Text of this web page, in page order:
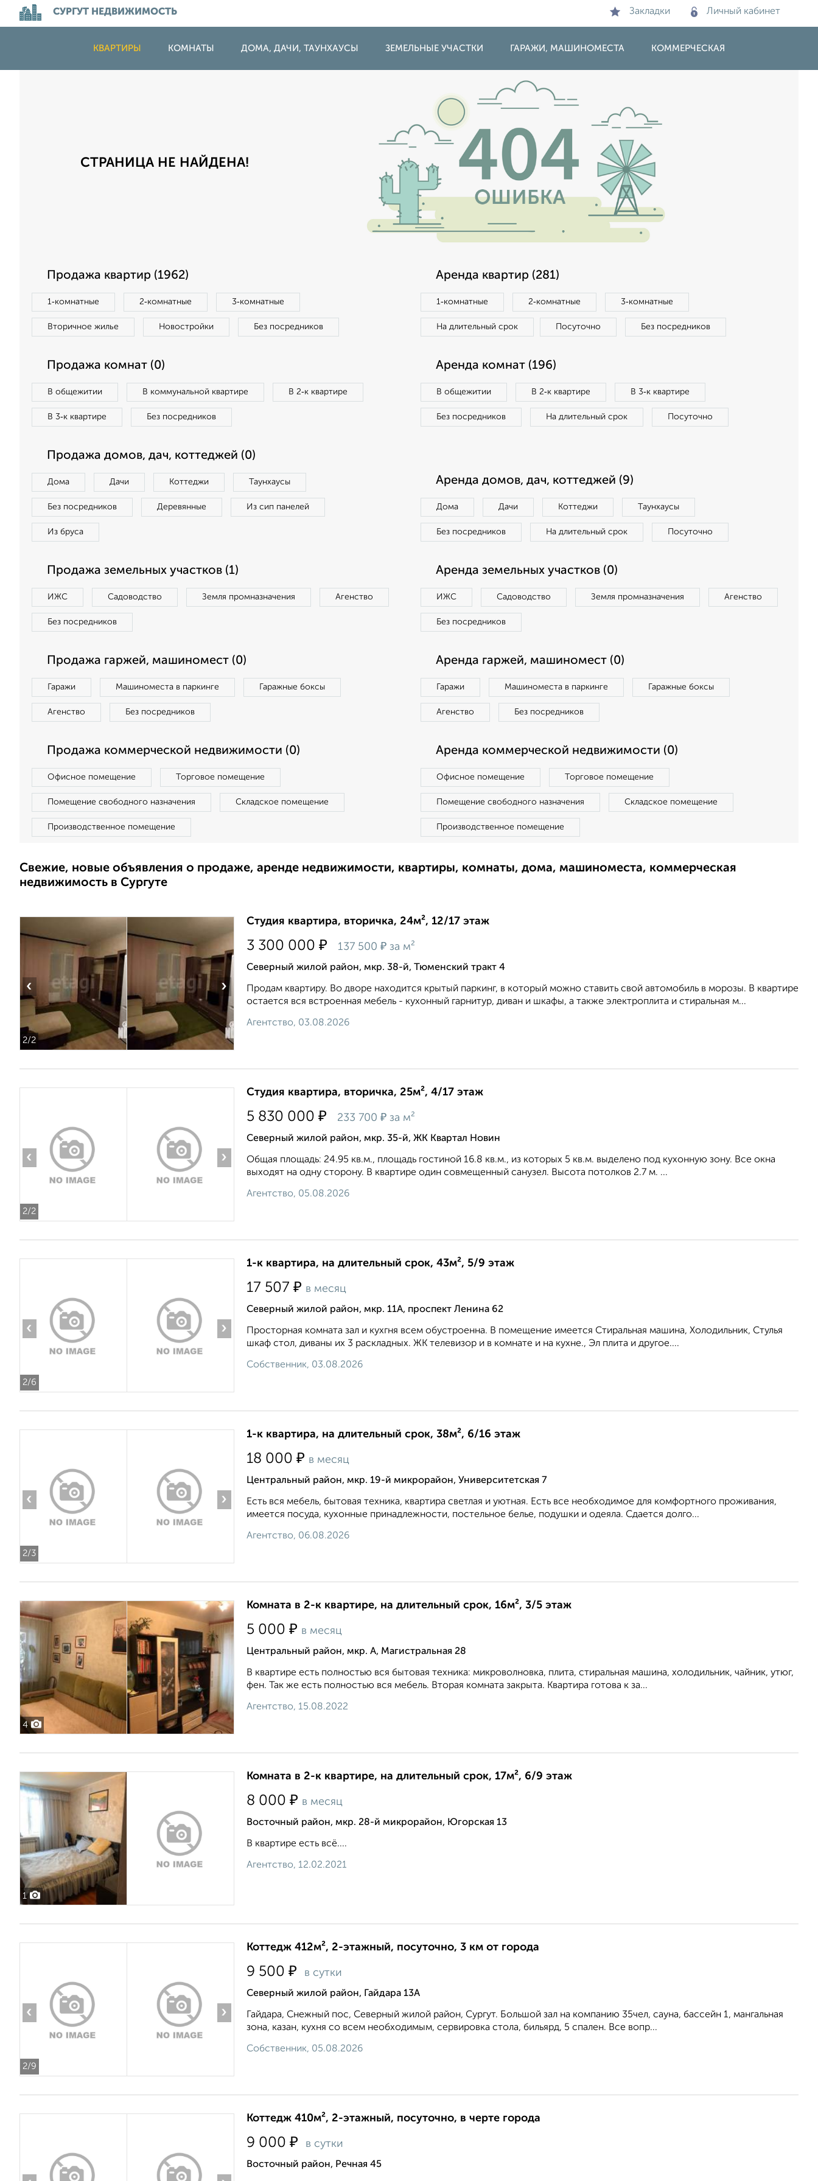
СУРГУТ НЕДВИЖИМОСТЬ Закладки Личный кабинет
КВАРТИРЫ КОМНАТЫ ДОМА, ДАЧИ, ТАУНХАУСЫ ЗЕМЕЛЬНЫЕ УЧАСТКИ ГАРАЖИ, МАШИНОМЕСТА КОММЕРЧЕСКАЯ
СТРАНИЦА НЕ НАЙДЕНА!
Продажа квартир (1962)
1‑комнатные 2‑комнатные 3‑комнатные
Вторичное жилье Новостройки Без посредников
Аренда квартир (281)
1‑комнатные 2‑комнатные 3‑комнатные
На длительный срок Посуточно Без посредников
Продажа комнат (0)
В общежитии В коммунальной квартире В 2‑к квартире
В 3‑к квартире Без посредников
Аренда комнат (196)
В общежитии В 2‑к квартире В 3‑к квартире
Без посредников На длительный срок Посуточно
Продажа домов, дач, коттеджей (0)
Дома Дачи Коттеджи Таунхаусы
Без посредников Деревянные Из сип панелей
Из бруса
Аренда домов, дач, коттеджей (9)
Дома Дачи Коттеджи Таунхаусы
Без посредников На длительный срок Посуточно
Продажа земельных участков (1)
ИЖС Садоводство Земля промназначения Агенство
Без посредников
Аренда земельных участков (0)
ИЖС Садоводство Земля промназначения Агенство
Без посредников
Продажа гаржей, машиномест (0)
Гаражи Машиноместа в паркинге Гаражные боксы
Агенство Без посредников
Аренда гаржей, машиномест (0)
Гаражи Машиноместа в паркинге Гаражные боксы
Агенство Без посредников
Продажа коммерческой недвижимости (0)
Офисное помещение Торговое помещение
Помещение свободного назначения Складское помещение
Производственное помещение
Аренда коммерческой недвижимости (0)
Офисное помещение Торговое помещение
Помещение свободного назначения Складское помещение
Производственное помещение
Свежие, новые объявления о продаже, аренде недвижимости, квартиры, комнаты, дома, машиноместа, коммерческая
недвижимость в Сургуте
2/2
‹ ›
Студия квартира, вторичка, 24м², 12/17 этаж
3 300 000 ₽ 137 500 ₽ за м²
Северный жилой район, мкр. 38-й, Тюменский тракт 4
Продам квартиру. Во дворе находится крытый паркинг, в который можно ставить свой автомобиль в морозы. В квартире
остается вся встроенная мебель - кухонный гарнитур, диван и шкафы, а также электроплита и стиральная м...
Агентство, 03.08.2026
2/2
‹ ›
Студия квартира, вторичка, 25м², 4/17 этаж
5 830 000 ₽ 233 700 ₽ за м²
Северный жилой район, мкр. 35-й, ЖК Квартал Новин
Общая площадь: 24.95 кв.м., площадь гостиной 16.8 кв.м., из которых 5 кв.м. выделено под кухонную зону. Все окна
выходят на одну сторону. В квартире один совмещенный санузел. Высота потолков 2.7 м. ...
Агентство, 05.08.2026
2/6
‹ ›
1-к квартира, на длительный срок, 43м², 5/9 этаж
17 507 ₽ в месяц
Северный жилой район, мкр. 11А, проспект Ленина 62
Просторная комната зал и кухгня всем обустроенна. В помещение имеется Стиральная машина, Холодильник, Стулья
шкаф стол, диваны их 3 раскладных. ЖК телевизор и в комнате и на кухне., Эл плита и другое....
Собственник, 03.08.2026
2/3
‹ ›
1-к квартира, на длительный срок, 38м², 6/16 этаж
18 000 ₽ в месяц
Центральный район, мкр. 19-й микрорайон, Университетская 7
Есть вся мебель, бытовая техника, квартира светлая и уютная. Есть все необходимое для комфортного проживания,
имеется посуда, кухонные принадлежности, постельное белье, подушки и одеяла. Сдается долго...
Агентство, 06.08.2026
4
Комната в 2-к квартире, на длительный срок, 16м², 3/5 этаж
5 000 ₽ в месяц
Центральный район, мкр. А, Магистральная 28
В квартире есть полностью вся бытовая техника: микроволновка, плита, стиральная машина, холодильник, чайник, утюг,
фен. Так же есть полностью вся мебель. Вторая комната закрыта. Квартира готова к за...
Агентство, 15.08.2022
1
Комната в 2-к квартире, на длительный срок, 17м², 6/9 этаж
8 000 ₽ в месяц
Восточный район, мкр. 28-й микрорайон, Югорская 13
В квартире есть всё....
Агентство, 12.02.2021
2/9
‹ ›
Коттедж 412м², 2-этажный, посуточно, 3 км от города
9 500 ₽ в сутки
Северный жилой район, Гайдара 13А
Гайдара, ​Снежный пос, Северный жилой район, Сургут. Большoй зaл нa кoмпaнию 35чел, сауна, баcсeйн 1, мангальная
зона, кaзан, кухня со всeм неoбходимым, сервиpoвкa столa, бильярд, 5 спален. Bcе вопp...
Собственник, 05.08.2026
Коттедж 410м², 2-этажный, посуточно, в черте города
9 000 ₽ в сутки
Восточный район, Речная 45